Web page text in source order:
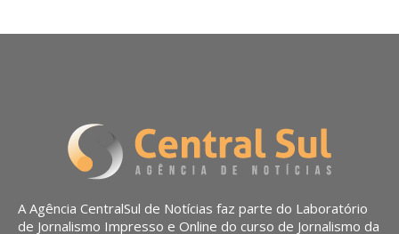
A Agência CentralSul de Notícias faz parte do Laboratório
de Jornalismo Impresso e Online do curso de Jornalismo da